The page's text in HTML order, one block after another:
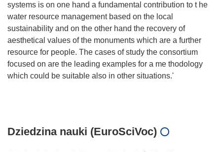
systems is on one hand a fundamental contribution to t he
water resource management based on the local
sustainability and on the other hand the recovery of
aesthetical values of the monuments which are a further
resource for people. The cases of study the consortium
focused on are the leading examples for a me thodology
which could be suitable also in other situations.'
Dziedzina nauki (EuroSciVoc)